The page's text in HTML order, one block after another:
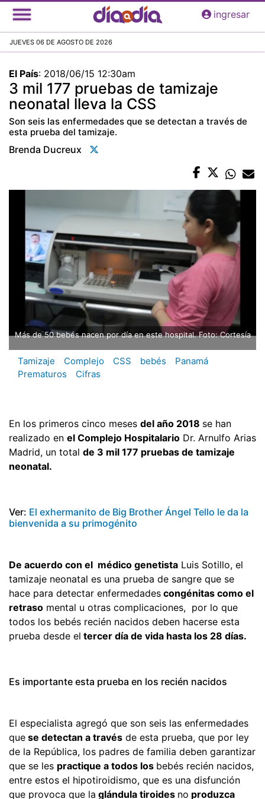
Pasar
al
principal
ingresar
JUEVES 06 DE AGOSTO DE 2026
El País: 2018/06/15 12:30am
3 mil 177 pruebas de tamizaje
neonatal lleva la CSS
Son seis las enfermedades que se detectan a través de
esta prueba del tamizaje.
Brenda Ducreux
Más de 50 bebés nacen por día en este hospital. Foto: Cortesía
Tamizaje Complejo CSS bebés
Panamá
Prematuros
Cifras
En los primeros cinco meses del año 2018 se han
realizado en el Complejo Hospitalario Dr. Arnulfo Arias
Madrid, un total de 3 mil 177 pruebas de tamizaje
neonatal.
Ver: El exhermanito de Big Brother Ángel Tello le da la
bienvenida a su primogénito
De acuerdo con el médico genetista Luis Sotillo, el
tamizaje neonatal es una prueba de sangre que se
hace para detectar enfermedades congénitas como el
retraso mental u otras complicaciones, por lo que
todos los bebés recién nacidos deben hacerse esta
prueba desde el tercer día de vida hasta los 28 días.
Es importante esta prueba en los recién nacidos
El especialista agregó que son seis las enfermedades
que se detectan a través de esta prueba, que por ley
de la República, los padres de familia deben garantizar
que se les practique a todos los bebés recién nacidos,
entre estos el hipotiroidismo, que es una disfunción
que provoca que la glándula tiroides no produzca